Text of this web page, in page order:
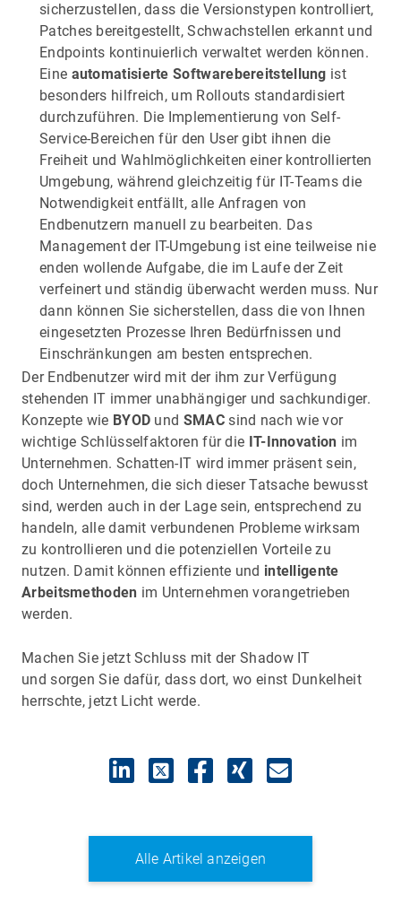
sicherzustellen, dass die Versionstypen kontrolliert,
Patches bereitgestellt, Schwachstellen erkannt und
Endpoints kontinuierlich verwaltet werden können.
Eine automatisierte Softwarebereitstellung ist
besonders hilfreich, um Rollouts standardisiert
durchzuführen. Die Implementierung von Self-
Service-Bereichen für den User gibt ihnen die
Freiheit und Wahlmöglichkeiten einer kontrollierten
Umgebung, während gleichzeitig für IT-Teams die
Notwendigkeit entfällt, alle Anfragen von
Endbenutzern manuell zu bearbeiten. Das
Management der IT-Umgebung ist eine teilweise nie
enden wollende Aufgabe, die im Laufe der Zeit
verfeinert und ständig überwacht werden muss. Nur
dann können Sie sicherstellen, dass die von Ihnen
eingesetzten Prozesse Ihren Bedürfnissen und
Einschränkungen am besten entsprechen.
Der Endbenutzer wird mit der ihm zur Verfügung
stehenden IT immer unabhängiger und sachkundiger.
Konzepte wie BYOD und SMACsind nach wie vor
wichtige Schlüsselfaktoren für die IT-Innovation im
Unternehmen. Schatten-IT wird immer präsent sein,
doch Unternehmen, die sich dieser Tatsache bewusst
sind, werden auch in der Lage sein, entsprechend zu
handeln, alle damit verbundenen Probleme wirksam
zu kontrollieren und die potenziellen Vorteile zu
nutzen. Damit können effiziente und intelligente
Arbeitsmethoden im Unternehmen vorangetrieben
werden.
Machen Sie jetzt Schluss mit der Shadow IT
und sorgen Sie dafür, dass dort, wo einst Dunkelheit
herrschte, jetzt Licht werde.
Alle Artikel anzeigen